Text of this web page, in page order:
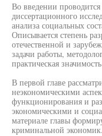
Во введении
диссертационного
анализа социальных
Описывается степень
отечественной и
задачи работы,
практическая
В первой главе
неэкономическими
функционирования и
экономическими и
материале главы
криминальной экономик.